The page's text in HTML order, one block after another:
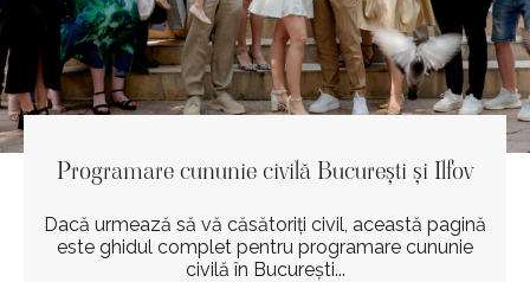
Programare cununie civilă București și Ilfov
Dacă urmează să vă căsătoriți civil, această pagină
este ghidul complet pentru programare cununie
civilă în București...